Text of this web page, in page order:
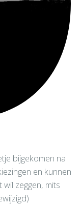
bijgekomen na
en kunnen
zeggen, mits